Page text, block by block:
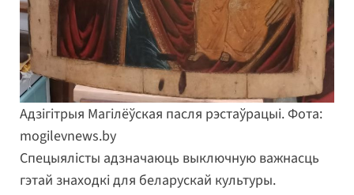
Адзігітрыя Магілёўская пасля рэстаўрацыі. Фота:
mogilevnews.by
Спецыялісты адзначаюць выключную важнасць
гэтай знаходкі для беларускай культуры.